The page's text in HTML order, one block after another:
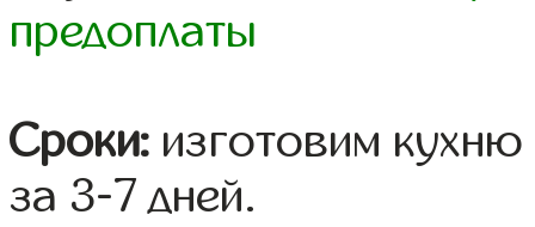
предоплаты
Сроки: изготовим
за 3-7 дней.